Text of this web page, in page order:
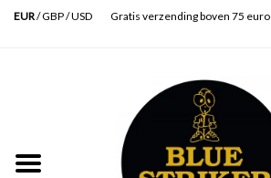
EUR/GBP/USD
Gratis verzending boven 75 euro